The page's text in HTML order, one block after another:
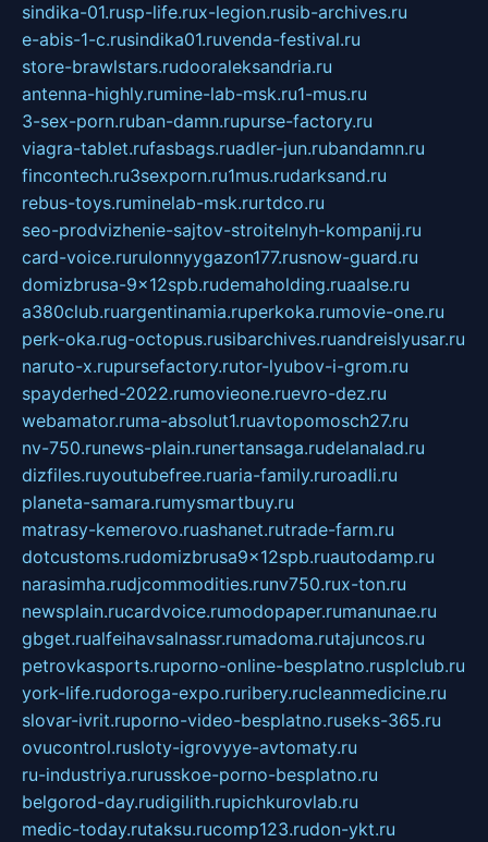
sindika-01.rusp-life.rux-legion.rusib-archives.ru
e-abis-1-c.rusindika01.ruvenda-festival.ru
store-brawlstars.rudooraleksandria.ru
antenna-highly.rumine-lab-msk.ru1-mus.ru
3-sex-porn.ruban-damn.rupurse-factory.ru
viagra-tablet.rufasbags.ruadler-jun.rubandamn.ru
fincontech.ru3sexporn.ru1mus.rudarksand.ru
rebus-toys.ruminelab-msk.rurtdco.ru
seo-prodvizhenie-sajtov-stroitelnyh-kompanij.ru
card-voice.rurulonnyygazon177.rusnow-guard.ru
domizbrusa-9x12spb.rudemaholding.ruaalse.ru
a380club.ruargentinamia.ruperkoka.rumovie-one.ru
perk-oka.rug-octopus.rusibarchives.ruandreislyusar.ru
naruto-x.rupursefactory.rutor-lyubov-i-grom.ru
spayderhed-2022.rumovieone.ruevro-dez.ru
webamator.ruma-absolut1.ruavtopomosch27.ru
nv-750.runews-plain.runertansaga.rudelanalad.ru
dizfiles.ruyoutubefree.ruaria-family.ruroadli.ru
planeta-samara.rumysmartbuy.ru
matrasy-kemerovo.ruashanet.rutrade-farm.ru
dotcustoms.rudomizbrusa9x12spb.ruautodamp.ru
narasimha.rudjcommodities.runv750.rux-ton.ru
newsplain.rucardvoice.rumodopaper.rumanunae.ru
gbget.rualfeihavsalnassr.rumadoma.rutajuncos.ru
petrovkasports.ruporno-online-besplatno.rusplclub.ru
york-life.rudoroga-expo.ruribery.rucleanmedicine.ru
slovar-ivrit.ruporno-video-besplatno.ruseks-365.ru
ovucontrol.rusloty-igrovyye-avtomaty.ru
ru-industriya.rurusskoe-porno-besplatno.ru
belgorod-day.rudigilith.rupichkurovlab.ru
medic-today.rutaksu.rucomp123.rudon-ykt.ru